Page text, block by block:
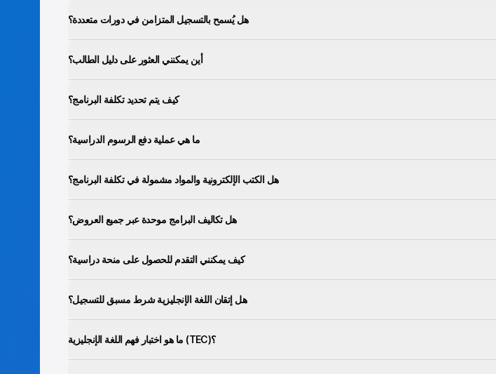
هل يُسمح بالتسجيل المتزامن في دورات متعددة؟
أين يمكنني العثور على دليل الطالب؟
كيف يتم تحديد تكلفة البرنامج؟
ما هي عملية دفع الرسوم الدراسية؟
هل الكتب الإلكترونية والمواد مشمولة في تكلفة البرنامج؟
هل تكاليف البرامج موحدة عبر جميع العروض؟
كيف يمكنني التقدم للحصول على منحة دراسية؟
هل إتقان اللغة الإنجليزية شرط مسبق للتسجيل؟
ما هو اختبار فهم اللغة الإنجليزية (TEC)؟